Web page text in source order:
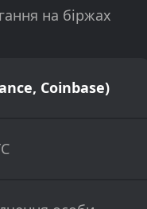
на біржах
Coinbase)